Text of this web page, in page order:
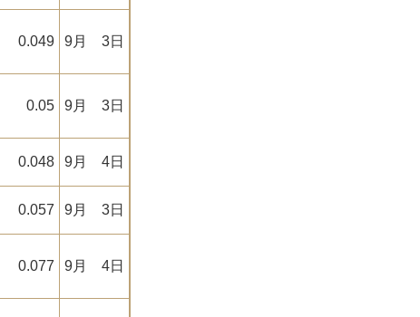
0.049 9月 3日
0.05 9月 3日
0.048 9月 4日
0.057 9月 3日
0.077 9月 4日